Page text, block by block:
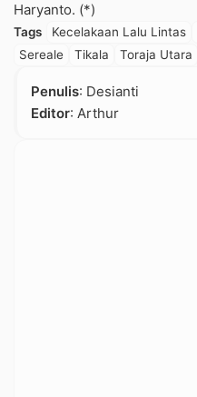
Haryanto. (*)
Tags Kecelakaan Lalu Lintas
Sereale
Tikala Toraja Utara
Penulis: Desianti
Editor: Arthur